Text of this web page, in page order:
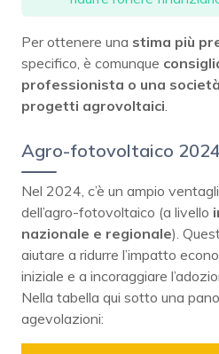
Per ottenere una stima più
specifico, è comunque
professionista o una
progetti agrovoltaici
Agro-fotovoltaico
Nel 2024, c’è un ampio
dell’agro-fotovoltaico (a livello
nazionale e regionale).
aiutare a ridurre l’impatto
iniziale e a incoraggiare
Nella tabella qui sotto una
agevolazioni: